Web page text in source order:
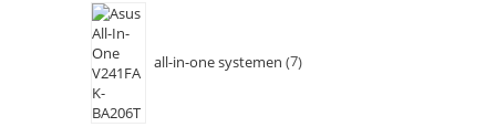
all-in-one systemen 7